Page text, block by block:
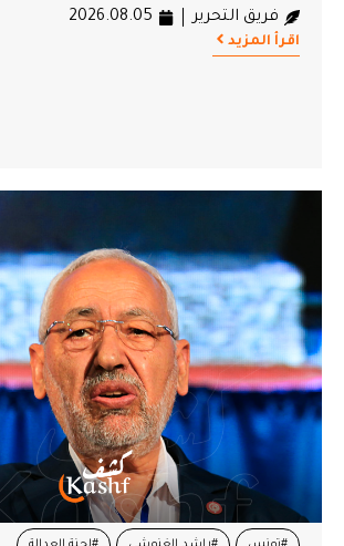
فريق التحرير 2026.08.05
اقرأ المزيد